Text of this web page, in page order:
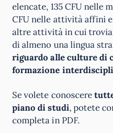
elencate, 135 CFU nelle
CFU nelle attività affini
altre attività in cui
di almeno una lingua
riguardo alle culture di
formazione
Se volete conoscere
piano di studi, potete
completa in PDF.